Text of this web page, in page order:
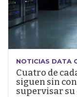
NOTICIAS DATA
Cuatro de
siguen sin
supervisar